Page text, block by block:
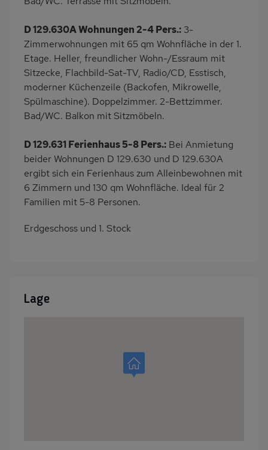
D 129.630A Wohnungen 2-4 Pers.: 3-
Zimmerwohnungen mit 65 qm Wohnfläche in der 1.
Etage. Heller, freundlicher Wohn-/Essraum mit
Sitzecke, Flachbild-Sat-TV, Radio/CD, Esstisch,
moderner Küchenzeile (Backofen, Mikrowelle,
Spülmaschine). Doppelzimmer. 2-Bettzimmer.
Bad/WC. Balkon mit Sitzmöbeln.
D 129.631 Ferienhaus 5-8 Pers.: Bei Anmietung
beider Wohnungen D 129.630 und D 129.630A
ergibt sich ein Ferienhaus zum Alleinbewohnen mit
6 Zimmern und 130 qm Wohnfläche. Ideal für 2
Familien mit 5-8 Personen.
Erdgeschoss und 1. Stock
Lage